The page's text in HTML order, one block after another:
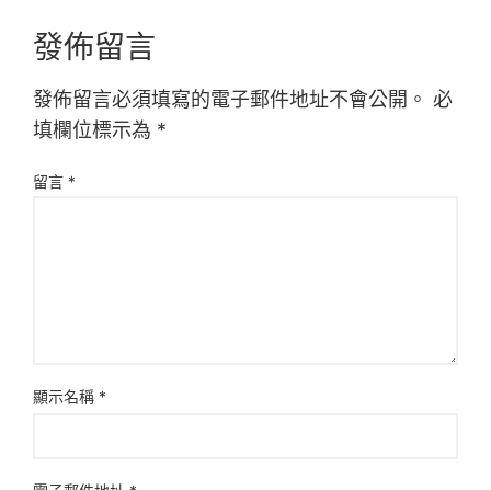
發佈留言
發佈留言必須填寫的電子郵件地址不會公開。 必
填欄位標示為 *
留言 *
顯示名稱 *